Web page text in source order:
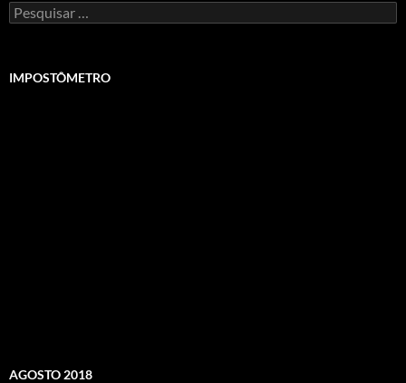
Pesquisar
por:
IMPOSTÔMETRO
AGOSTO 2018